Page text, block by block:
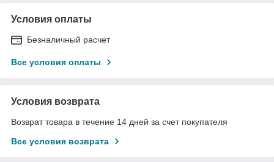
Условия оплаты
Безналичный расчет
Все условия оплаты
Условия возврата
Возврат товара в течение 14 дней за счет покупателя
Все условия возврата